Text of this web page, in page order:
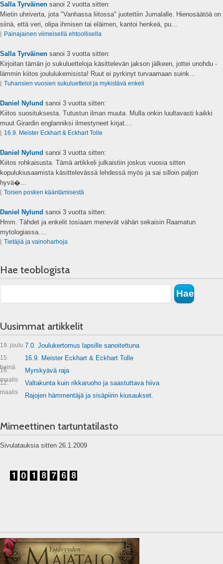
Salla Tyrväinen sanoi 2 vuotta sitten:
Mietin uhriverta, jota "Vanhassa liitossa" juotettiin Jumalalle. Hienosäätöä on
siinä, että veri, olipa ihmisen tai eläimen, kantoi henkeä, pu...
Painajainen viimeisellä ehtoollisella
Salla Tyrväinen sanoi 3 vuotta sitten:
Kirjoitan tämän jo sukuluetteloja käsittelevän jakson jälkeen, jottei unohdu -
lämmin kiitos joululukemisista! Ruut ei pyrkinyt turvaamaan suink...
Tuhansien vuosien sukuluettelot ja mykistävä enkeli
Daniel Nylund sanoi 3 vuotta sitten:
Kiitos suosituksesta. Tutustun ilman muuta. Mulla onkin luultavasti kaikki
muut Girardin englanniksi ilmestyneet kirjat....
16.9. Meister Eckhart & Eckhart Tolle
Daniel Nylund sanoi 3 vuotta sitten:
Kiitos rohkaisusta. Tämä artikkeli julkaistiin joskus vuosia sitten
kopulukiusaamista käsittelevässä lehdessä myös ja sai silloin paljon
hyvä�...
Toisen posken kääntämisestä
Daniel Nylund sanoi 3 vuotta sitten:
Hmm. Tähdet ja enkelit tosiaam menevät vähän sekaisin Raamatun
mytologiassa....
Tietäjiä ja vainoharhoja
Hae teoblogista
Uusimmat artikkelit
19. joulu 7.0. Joulukertomus lapsille sanoitettuna
15.
heinä
16.9. Meister Eckhart & Eckhart Tolle
16.
maalis
Myrskyävä raja
12.
maalis
Valtakunta kuin rikkaruoho ja saastuttava hiiva
Rajojen hämmentäjä ja sisäpiirin kiusaukset.
Mimeettinen tartuntatilasto
Sivulatauksia sitten 26.1.2009